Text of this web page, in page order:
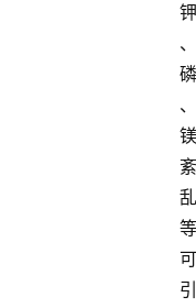
钾
、
磷
、
镁
紊
乱
等
可
引